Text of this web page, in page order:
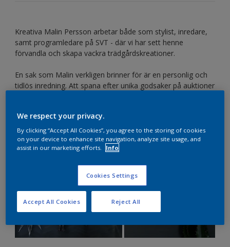
Kreativa Malin Persson arbetar både som stylist, inredare,
samt programledare på SVT - där vi har sett henne
förvandla och skapa vackra trädgårdskreationer.
En sak som Malin verkligen brinner för är en personlig och
tidlös inredning. Att spana efter unika godsaker på auktioner
We respect your privacy.
By clicking “Accept All Cookies”, you agree to the storing of cookies
on your device to enhance site navigation, analyze site usage, and
assist in our marketing efforts.
Info
Cookies Settings
Reject All
Accept All Cookies